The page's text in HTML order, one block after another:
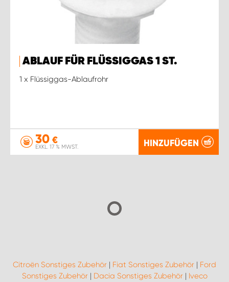
ABLAUF FÜR FLÜSSIGGAS 1 ST.
1 x Flüssiggas-Ablaufrohr
30 €
EXKL. 17 % MWST. HINZUFÜGEN
Citroën Sonstiges Zubehör | Fiat Sonstiges Zubehör | Ford
Sonstiges Zubehör| Dacia Sonstiges Zubehör| Iveco